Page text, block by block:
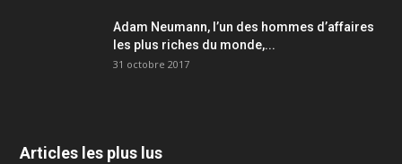
Adam Neumann, l’un des hommes d’affaires
les plus riches du monde,...
31 octobre 2017
Articles les plus lus